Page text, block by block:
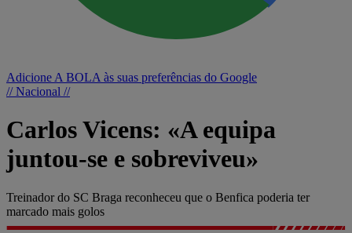
Adicione A BOLA às suas preferências do Google
// Nacional //
Carlos Vicens: «A equipa
juntou-se e sobreviveu»
Treinador do SC Braga reconheceu que o Benfica poderia ter
marcado mais golos